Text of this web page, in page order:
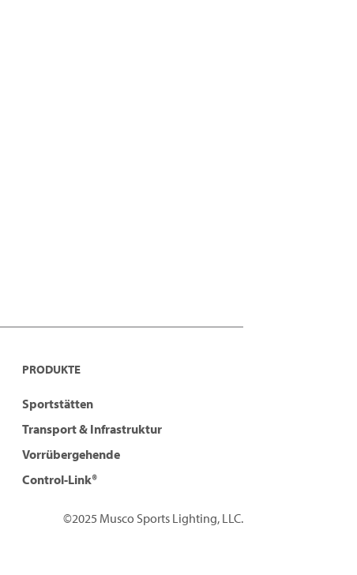
PRODUKTE
Sportstätten
Transport & Infrastruktur
Vorrübergehende
Control-Link®
©2025 Musco Sports Lighting, LLC.